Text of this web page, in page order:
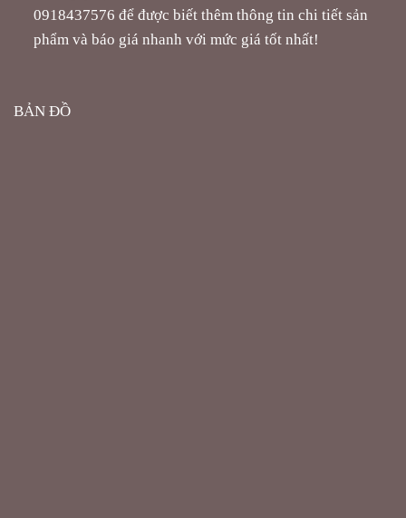
0918437576 để được biết thêm thông tin chi tiết sản
phẩm và báo giá nhanh với mức giá tốt nhất!
BẢN ĐỒ